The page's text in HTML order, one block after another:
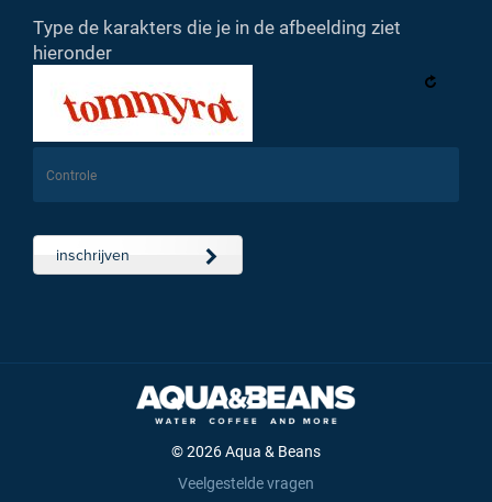
Type de karakters die je in de afbeelding ziet
hieronder
inschrijven
© 2026 Aqua & Beans
Veelgestelde vragen